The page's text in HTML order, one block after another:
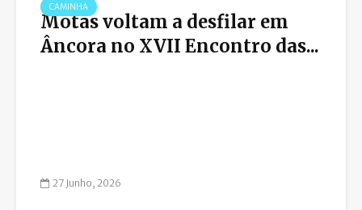
CAMINHA
Motas voltam a desfilar em
Âncora no XVII Encontro das...
27 Junho, 2026